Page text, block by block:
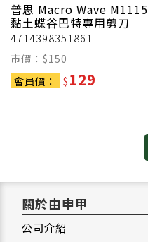
普思 Macro Wave M1115
黏土蝶谷巴特專用剪刀
4714398351861
市價：$150
會員價：
$129
關於由申甲
公司介紹